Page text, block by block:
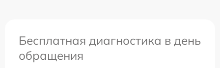
Бесплатная диагностика в день
обращения